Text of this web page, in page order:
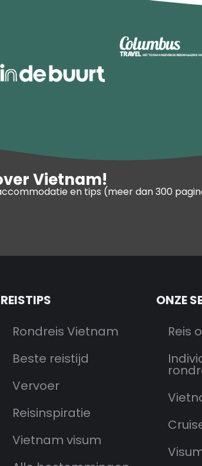
Vietnam!
en tips (meer dan 300
REISTIPS
Rondreis Vietnam
Beste reistijd
Vervoer
Reisinspiratie
Vietnam visum
ONZE
Reis